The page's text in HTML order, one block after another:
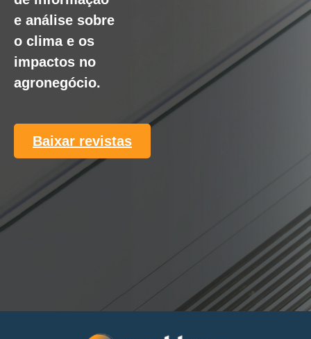
e análise sobre
o clima e os
impactos no
agronegócio.
Baixar revistas